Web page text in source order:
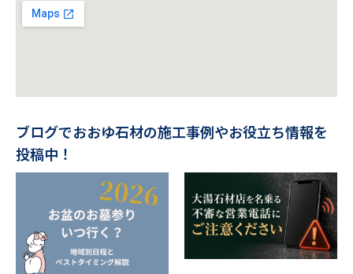
ブログでおおゆ石材の施工事例やお役立ち情報を
投稿中！